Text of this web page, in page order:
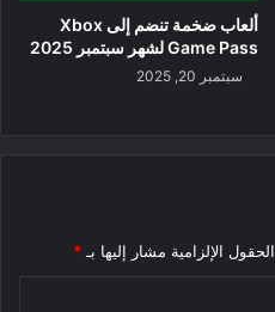
ألعاب ضخمة تنضم إلى Xbox
Game Pass لشهر سبتمبر 2025
سبتمبر 20, 2025
الحقول الإلزامية مشار إليها بـ *